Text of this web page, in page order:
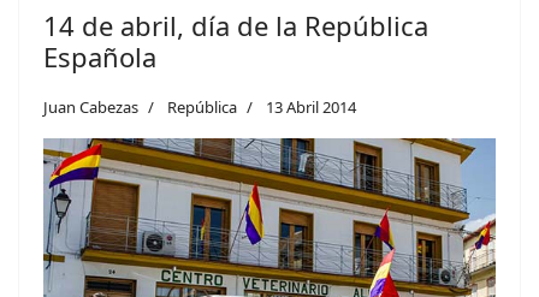
14 de abril, día de la República
Española
Juan Cabezas República 13 Abril 2014